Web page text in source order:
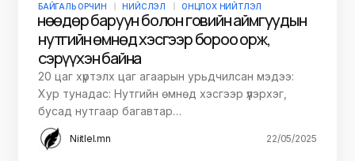
БАЙГАЛЬ ОРЧИН НИЙСЛЭЛ ОНЦЛОХ НИЙТЛЭЛ
Өнөөдөр баруун болон говийн аймгуудын
нутгийн өмнөд хэсгээр бороо орж,
сэрүүхэн байна
20 цаг хүртэлх цаг агаарын урьдчилсан мэдээ:
Хур тунадас: Нутгийн өмнөд хэсгээр үүлэрхэг,
бусад нутгаар багавтар…
Niitlel.mn 22/05/2025